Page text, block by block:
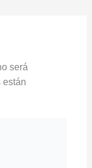
será
están